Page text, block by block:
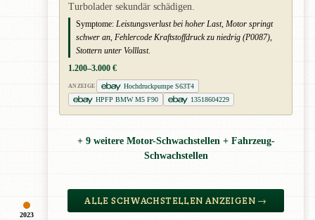
2023
Turbolader sekundär schädigen.
Symptome: Leistungsverlust bei hoher Last, Motor springt
schwer an, Fehlercode Kraftstoffdruck zu niedrig (P0087),
Stottern unter Volllast.
1.200–3.000 €
ANZEIGE
Hochdruckpumpe S63T4
HPFP BMW M5 F90
13518604229
+ 9 weitere Motor-Schwachstellen + Fahrzeug-
Schwachstellen
ALLE SCHWACHSTELLEN ANZEIGEN →